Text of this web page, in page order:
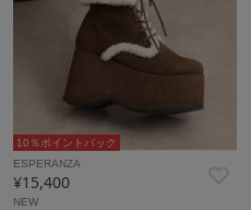
10％ポイントバック
ESPERANZA
¥15,400
NEW